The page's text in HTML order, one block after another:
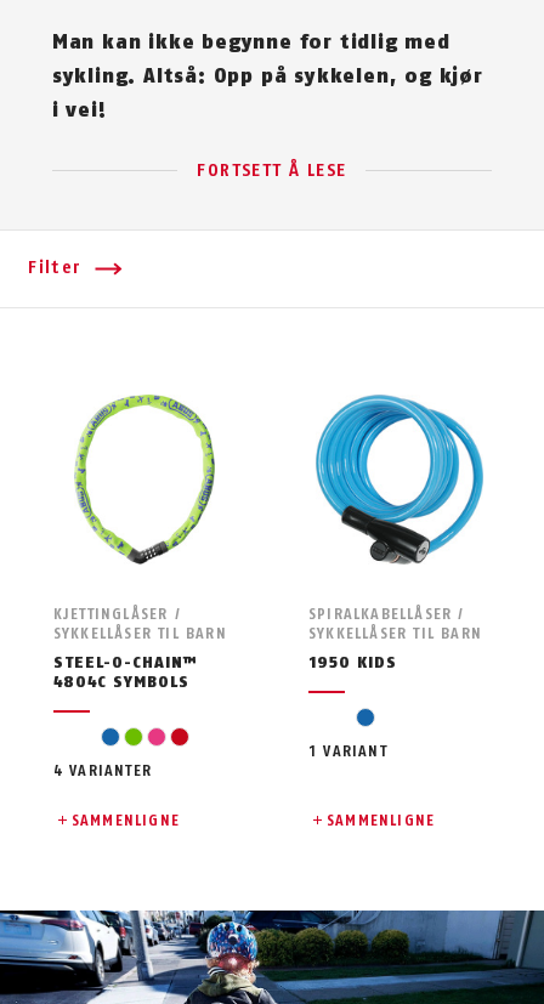
Man kan ikke begynne for tidlig med
sykling. Altså: Opp på sykkelen, og kjør
i vei!
FORTSETT Å LESE
Filter
KJETTINGLÅSER /
SYKKELLÅSER TIL BARN
STEEL-O-CHAIN™
4804C SYMBOLS
blågrønn
pink
rød
4 VARIANTER
SAMMENLIGNE
SPIRALKABELLÅSER /
SYKKELLÅSER TIL BARN
1950 KIDS
blå
1 VARIANT
SAMMENLIGNE